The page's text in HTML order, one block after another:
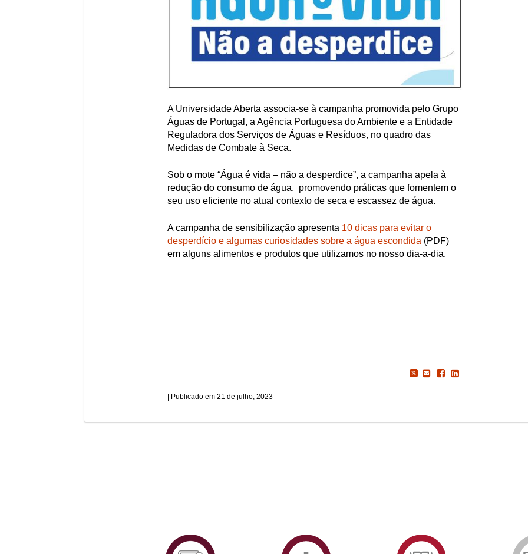
A Universidade Aberta associa-se à campanha promovida pelo Grupo
Águas de Portugal, a Agência Portuguesa do Ambiente e a Entidade
Reguladora dos Serviços de Águas e Resíduos, no quadro das
Medidas de Combate à Seca.
Sob o mote “Água é vida – não a desperdice”, a campanha apela à
redução do consumo de água, promovendo práticas que fomentem o
seu uso eficiente no atual contexto de seca e escassez de água.
A campanha de sensibilização apresenta 10 dicas para evitar o
desperdício e algumas curiosidades sobre a água escondida (PDF)
em alguns alimentos e produtos que utilizamos no nosso dia-a-dia.
21 de julho, 2023
PlataformAberta
Académicas